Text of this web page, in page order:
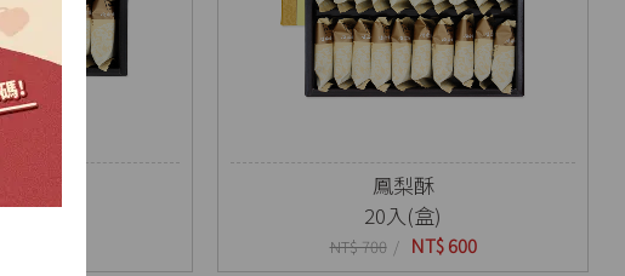
酥
(盒)
鳳梨酥
20入(盒)
NT$ 700 NT$ 600